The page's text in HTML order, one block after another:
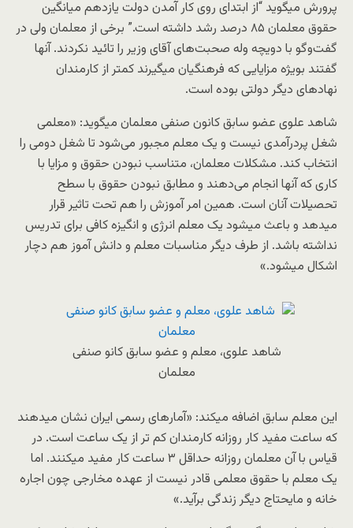
پرورش میگوید “از ابتدای روی کار آمدن دولت یازدهم میانگین
حقوق معلمان ۸۵ درصد رشد داشته است.” برخی از معلمان ولی در
گفت‌وگو با دویچه وله صحبت‌های آقای وزیر را تائید نکردند. آنها
گفتند بویژه مزایایی که فرهنگیان میگیرند کمتر از کارمندان
نهادهای دیگر دولتی بوده است.
شاهد علوی عضو سابق کانون صنفی معلمان میگوید: «معلمی
شغل پردرآمدی نیست و یک معلم مجبور می‌شود تا شغل دومی را
انتخاب کند. مشکلات معلمان، متناسب نبودن حقوق و مزایا با
کاری که آنها انجام می‌دهند و مطابق نبودن حقوق با سطح
تحصیلات آنان است. همین امر آموزش را هم تحت تاثیر قرار
میدهد و باعث میشود یک معلم انرژی و انگیزه کافی برای تدریس
نداشته باشد. از طرف دیگر مناسبات معلم و دانش آموز هم دچار
اشکال میشود.»
شاهد علوی، معلم و عضو سابق کانو صنفی
معلمان
این معلم سابق اضافه میکند: «آمارهای رسمی ایران نشان میدهند
که ساعت مفید کار روزانه کارمندان کم تر از یک ساعت است. در
قیاس با آن معلمان روزانه حداقل ۳ ساعت کار مفید میکنند. اما
یک معلم با حقوق معلمی قادر نیست از عهده مخارجی چون اجاره
خانه و مایحتاج دیگر زندگی برآید.»